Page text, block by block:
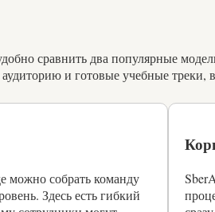
сравнить два популярные
и готовые учебные треки,
можно собрать команду
Здесь есть гибкий